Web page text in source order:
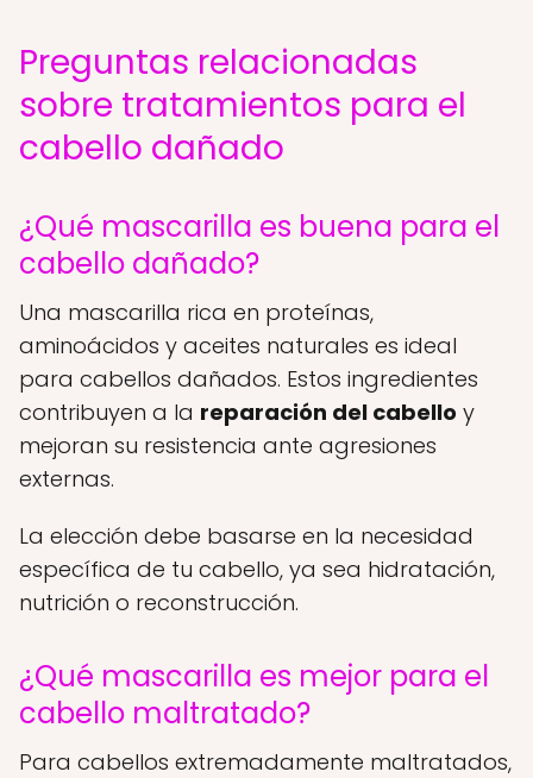
Preguntas relacionadas
sobre tratamientos para el
cabello dañado
¿Qué mascarilla es buena para el
cabello dañado?
Una mascarilla rica en proteínas,
aminoácidos y aceites naturales es ideal
para cabellos dañados. Estos ingredientes
contribuyen a la reparación del cabello y
mejoran su resistencia ante agresiones
externas.
La elección debe basarse en la necesidad
específica de tu cabello, ya sea hidratación,
nutrición o reconstrucción.
¿Qué mascarilla es mejor para el
cabello maltratado?
Para cabellos extremadamente maltratados,